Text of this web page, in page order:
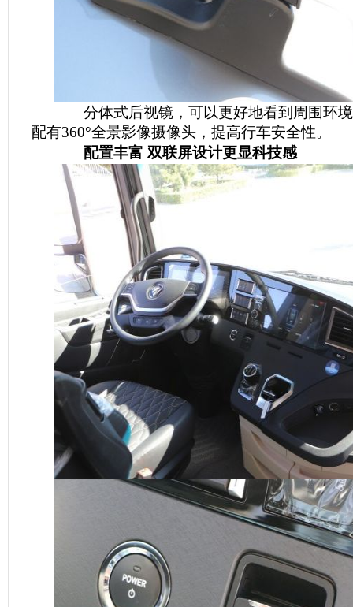
分体式后视镜，可以更好地看到周围环境
配有360°全景影像摄像头，提高行车安全性。
配置丰富 双联屏设计更显科技感